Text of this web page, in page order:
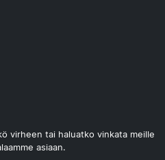
virheen tai haluatko vinkata meille
asiaan.